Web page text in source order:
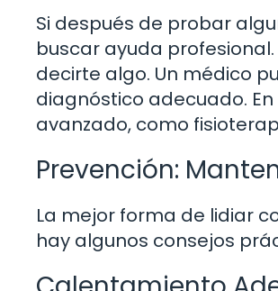
Si después de probar
buscar ayuda
decirte algo. Un médico
diagnóstico adecuado.
avanzado, como
Prevención:
La mejor forma de lidiar
hay algunos consejos